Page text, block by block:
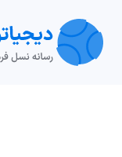
تکنولوژی خودرو